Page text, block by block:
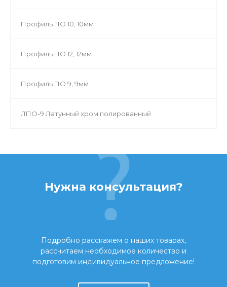
Профиль ПО 10, 10мм
Профиль ПО 12, 12мм
Профиль ПО 9, 9мм
ЛПО-9 Латунный хром полированный
Нужна консультация?
Подробно расскажем о наших товарах,
рассчитаем необходимое количество и
подготовим индивидуальное предложение!